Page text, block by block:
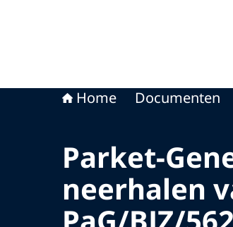
Home Documenten
Parket-
neerhalen